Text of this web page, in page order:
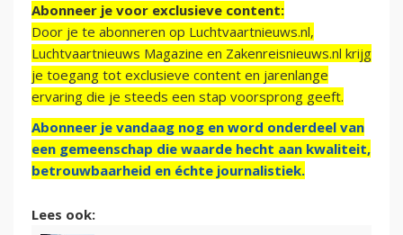
Abonneer je voor exclusieve content:
Door je te abonneren op Luchtvaartnieuws.nl,
Luchtvaartnieuws Magazine en Zakenreisnieuws.nl krijg
je toegang tot exclusieve content en jarenlange
ervaring die je steeds een stap voorsprong geeft.
Abonneer je vandaag nog en word onderdeel van
een gemeenschap die waarde hecht aan kwaliteit,
betrouwbaarheid en échte journalistiek.
Lees ook: